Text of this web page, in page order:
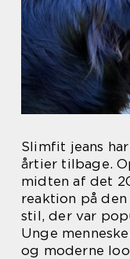
Slimfit jeans
årtier tilbage.
midten af det
reaktion på
stil, der var
Unge
og moderne